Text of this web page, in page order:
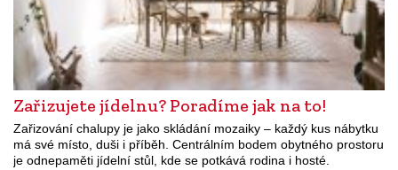
Zařizujete jídelnu? Poradíme jak na to!
Zařizování chalupy je jako skládání mozaiky – každý kus nábytku
má své místo, duši i příběh. Centrálním bodem obytného prostoru
je odnepaměti jídelní stůl, kde se potkává rodina i hosté.